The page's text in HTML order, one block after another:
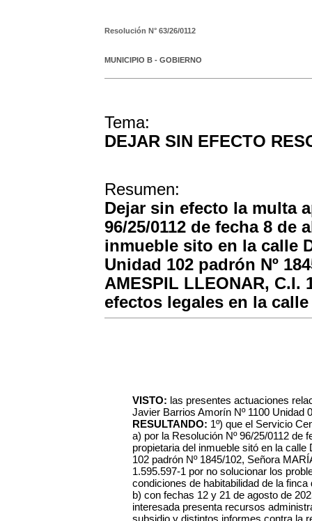
Resolución N° 63/26/0112
MUNICIPIO B - GOBIERNO
Tema:
DEJAR SIN EFECTO
Resumen:
Dejar sin efecto la multa
96/25/0112 de fecha 8 de
inmueble sito en la calle
Unidad 102 padrón Nº
AMESPIL LLEONAR, C.I.
efectos legales en la calle
VISTO: las presentes actuaciones
Javier Barrios Amorín Nº 1100 Unidad
RESULTANDO: 1º) que el Servicio
a) por la Resolución Nº 96/25/0112 de
propietaria del inmueble sitó en la
102 padrón Nº 1845/102, Señora
1.595.597-1 por no solucionar los
condiciones de habitabilidad de la finca
b) con fechas 12 y 21 de agosto de
interesada presenta recursos
subsidio y distintos informes contra la